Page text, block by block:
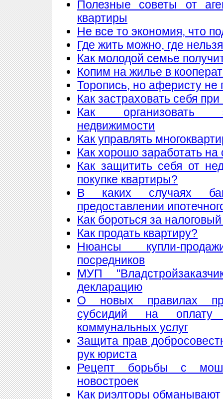
Полезные советы от
квартиры
Не все то экономия, что
Где жить можно, где нельзя
Как молодой семье
Копим на жилье в
Торопись, но аферисту не
Как застраховать себя
Как организовать
недвижимости
Как управлять
Как хорошо заработать
Как защитить себя от
покупке квартиры?
В каких случаях
предоставлении
Как бороться за
Как продать квартиру?
Нюансы купли-
посредников
МУП
декларацию
О новых правилах
субсидий на
коммунальных услуг
Защита прав
рук юриста
Рецепт борьбы с
новостроек
Как риэлторы обманывают